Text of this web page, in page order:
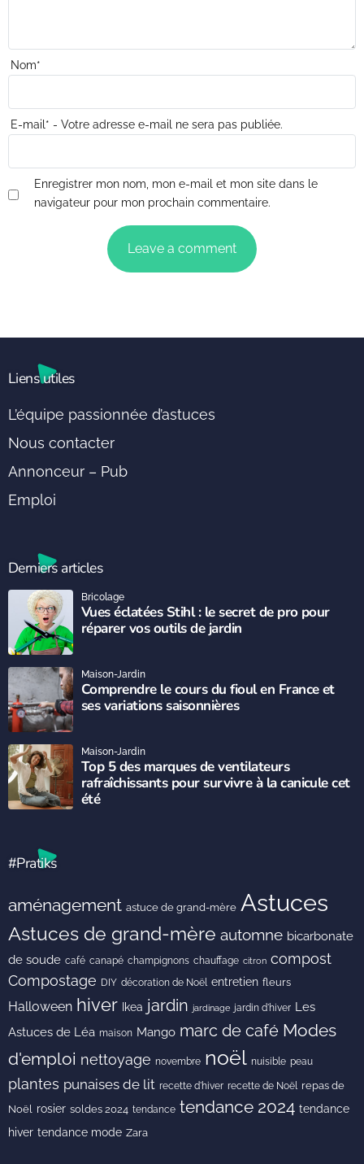
Nom*
E-mail * - Votre adresse e-mail ne sera pas publiée.
Enregistrer mon nom, mon e-mail et mon site dans le
navigateur pour mon prochain commentaire.
Liens utiles
L’équipe passionnée d’astuces
Nous contacter
Annonceur – Pub
Emploi
Derniers articles
Vues éclatées Stihl : le secret de pro pour
réparer vos outils de jardin
Bricolage
Comprendre le cours du fioul en France et
ses variations saisonnières
Maison-Jardin
Top 5 des marques de ventilateurs
rafraîchissants pour survivre à la canicule cet
été
Maison-Jardin
#Pratiks
aménagement astuce de grand-mère Astuces
Astuces de grand-mère automne bicarbonate
de soude café canapé champignons chauffage citron compost
Compostage DIY décoration de Noël entretien fleurs
Halloween hiver Ikea jardin jardinage jardin d'hiver Les
Astuces de Léa maison Mango marc de café Modes
d'emploi nettoyage novembre noël nuisible peau
plantes punaises de lit recette d'hiver recette de Noël repas de
Noël
rosier soldes 2024 tendance tendance 2024 tendance
hiver tendance mode Zara